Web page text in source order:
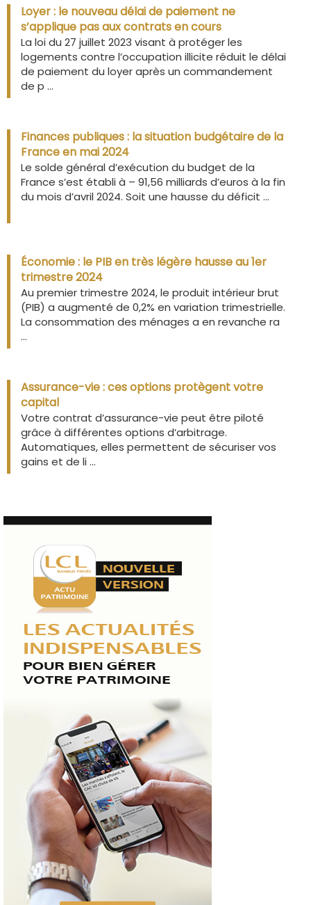
Loyer : le nouveau délai de paiement ne
s’applique pas aux contrats en cours
La loi du 27 juillet 2023 visant à protéger les
logements contre l’occupation illicite réduit le délai
de paiement du loyer après un commandement
de p ...
Finances publiques : la situation budgétaire de la
France en mai 2024
Le solde général d’exécution du budget de la
France s’est établi à – 91,56 milliards d’euros à la fin
du mois d’avril 2024. Soit une hausse du déficit ...
Économie : le PIB en très légère hausse au 1er
trimestre 2024
Au premier trimestre 2024, le produit intérieur brut
(PIB) a augmenté de 0,2% en variation trimestrielle.
La consommation des ménages a en revanche ra
...
Assurance-vie : ces options protègent votre
capital
Votre contrat d’assurance-vie peut être piloté
grâce à différentes options d’arbitrage.
Automatiques, elles permettent de sécuriser vos
gains et de li ...